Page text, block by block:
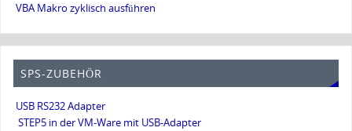
VBA Makro zyklisch ausführen
SPS-ZUBEHÖR
USB RS232 Adapter
STEP5 in der VM-Ware mit USB-Adapter